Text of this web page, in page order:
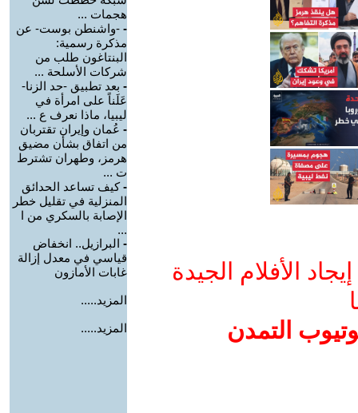
الأفلام الجيدة
التمدن
هجمات ...
- -واشنطن بوست- عن
مذكرة رسمية:
البنتاغون طلب من
شركات الأسلحة ...
- بعد تطبيق -حد الزنا-
عَلَناً على امرأة في
ليبيا، ماذا نعرف ع ...
- عُمان وإيران تقتربان
من اتفاق بشأن مضيق
هرمز، وطهران تشترط
ت ...
-كيف تساعد الحدائق
المنزلية في تقليل خطر
الإصابة بالسكري من ا
...
- البرازيل.. انخفاض
قياسي في معدل إزالة
غابات الأمازون
المزيد.....
المزيد.....